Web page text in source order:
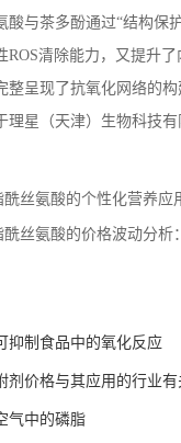
酸与茶多酚通过“结构保
ROS清除能力，又提升了
整呈现了抗氧化网络的
理星（天津）生物科技有
酰丝氨酸的个性化营养应
酰丝氨酸的价格波动分析
抑制食品中的氧化反应
剂价格与其应用的行业有
气中的磷脂